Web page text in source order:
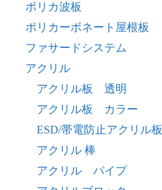
ポリカ波板
ポリカーボネート屋根板
ファサードシステム
アクリル
アクリル板 透明
アクリル板 カラー
ESD/帯電防止アクリル板
アクリル 棒
アクリル パイプ